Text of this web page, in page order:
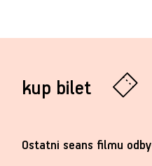
kup bilet
Ostatni seans filmu